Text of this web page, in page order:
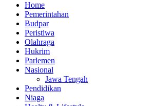
Home
Pemerintahan
Budpar
Peristiwa
Olahraga
Hukrim
Parlemen
Nasional
Jawa Tengah
Pendidikan
Niaga